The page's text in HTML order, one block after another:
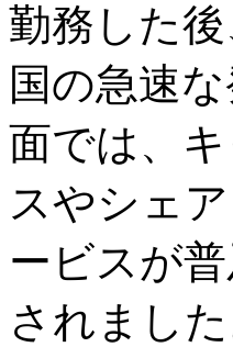
勤務した
国の急速
面では、
スやシェ
ービスが
されまし